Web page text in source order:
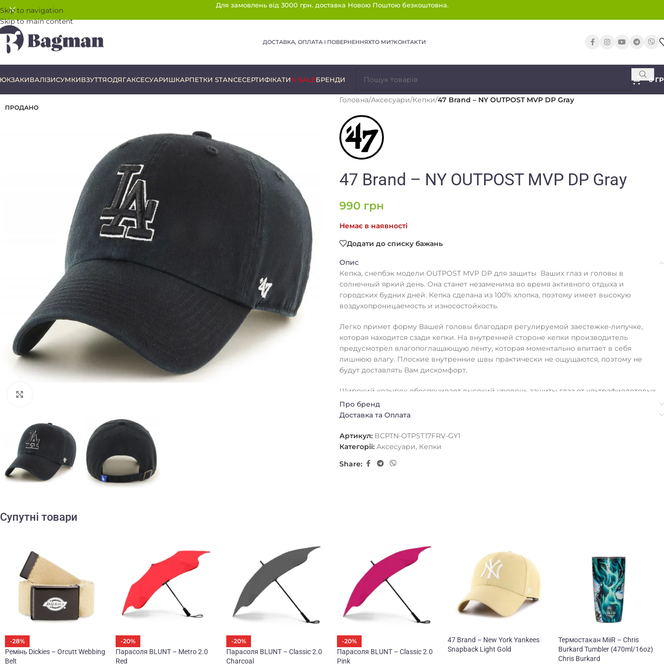
Skip to navigation
Skip to main content
Для замовлень від 3000 грн. доставка Новою Поштою безкоштовна.
ДОСТАВКА, ОПЛАТА І ПОВЕРНЕННЯХТО МИ?КОНТАКТИ
ВАЛІЗИСУМКИВЗУТТЯОДЯГАКСЕСУАРИШКАРПЕТКИ STANCEСЕРТИФІКАТИ% SALEБРЕНДИ 0
ПРОДАНО
Головна/Аксесуари/Кепки/47 Brand – NY OUTPOST MVP DP Gray
47 Brand – NY OUTPOST MVP DP Gray
990 грн
Немає в наявності
Додати до списку бажань
Опис
Кепка, cнепбэк модели OUTPOST MVP DP для защиты Ваших глаз и головы в
солнечный яркий день. Она станет незаменима во время активного отдыха и
городских будних дней. Кепка сделана из 100% хлопка, поэтому имеет высокую
воздухопроницаемость и износостойкость.
Легко примет форму Вашей головы благодаря регулируемой заестежке-липучке,
которая находится сзади кепки. На внутренней стороне кепки производитель
предусмотрел влагопоглащающую ленту, которая моментально впитает в себя
лишнюю влагу. Плоские внутренние швы практически не ощущаются, поэтому не
будут доставлять Вам дискомфорт.
Широкий козырек обеспечивает высокий уровень защиты глаз от ультрафиолетовых
лучей.
Кепку украшает вышивка логотипа бренда.
Про бренд
Доставка та Оплата
Артикул: BCPTN-OTPST17FRV-GY1
Категорії: Аксесуари, Кепки
Share:
Супутні товари
-28%
Ремінь Dickies – Orcutt Webbing
Belt
-20%
Парасоля BLUNT – Metro 2.0
Red
-20%
Парасоля BLUNT – Classic 2.0
Charcoal
-20%
Парасоля BLUNT – Classic 2.0
Pink
47 Brand – New York Yankees
Snapback Light Gold
Термостакан MiiR – Chris
Burkard Tumbler (470ml/16oz)
Chris Burkard